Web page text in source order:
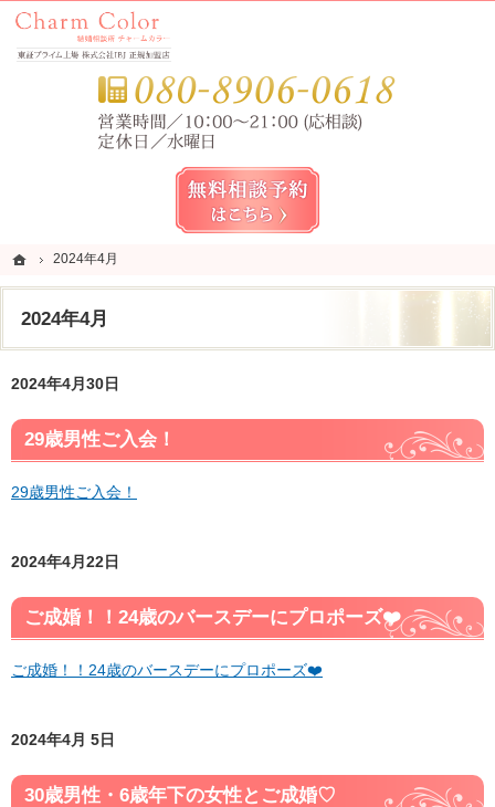
ホーム
2024年4月
2024年4月
錦糸町・亀戸・平井の結婚相談所なら当相談所へ。
錦糸町・亀戸・平井の結婚相談所なら短期成婚を目指すCharm Color (チャームカラー)
2024年4月30日
29歳男性ご入会！
29歳男性ご入会！
2024年4月22日
ご成婚！！24歳のバースデーにプロポーズ❤️
ご成婚！！24歳のバースデーにプロポーズ❤️
2024年4月 5日
30歳男性・6歳年下の女性とご成婚♡
ホーム
2024年4月